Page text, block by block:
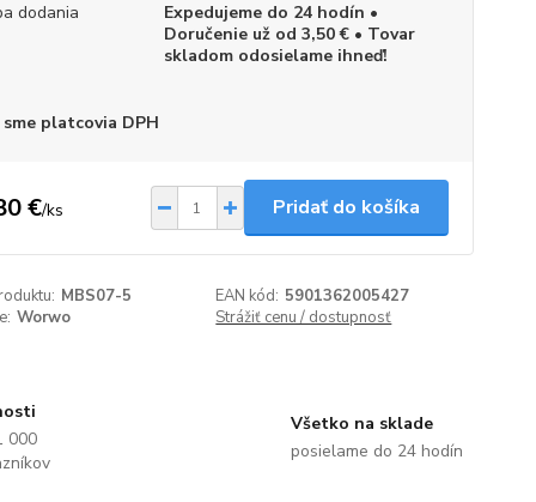
dodania
Expedujeme do 24 hodín •
Doručenie už od 3,50 € • Tovar
skladom odosielame ihneď!
sme platcovia DPH
€/ks Pridať do košíka
MBS07-5 EAN kód: 5901362005427
Worwo Strážiť cenu / dostupnosť
000
Všetko na sklade
posielame do 24 hodín